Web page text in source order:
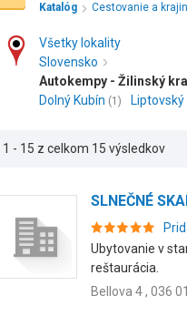
Katalóg
Cestovanie a
Všetky lokality
Slovensko
Autokempy - Žilinský
Dolný Kubín (1)
1 - 15 z celkom 15 výsledkov
SLNEČNÉ
Ubytovanie v
reštaurácia.
Bellova 4 , 036